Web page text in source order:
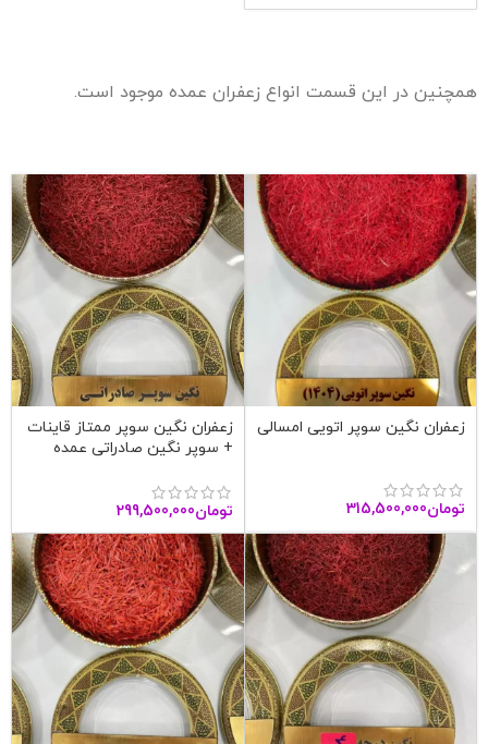
همچنین در این قسمت انواع زعفران عمده موجود است.
زعفران نگین سوپر اتویی امسالی
تومان315,500,000
زعفران نگین سوپر ممتاز قاینات
+ سوپر نگین صادراتی عمده
تومان299,500,000